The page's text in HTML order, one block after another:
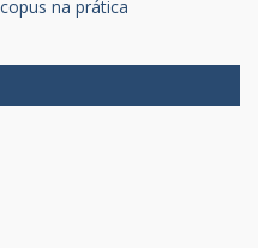
na prática